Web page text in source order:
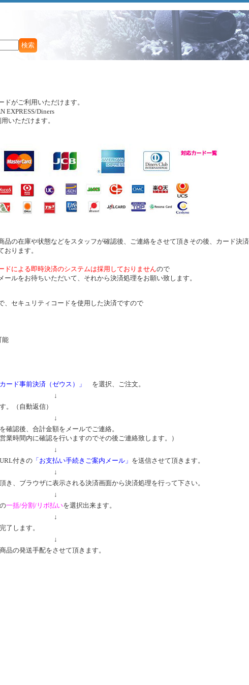
がご利用いただけます。
EXPRESS/Diners
いただけます。
品の在庫や状態などをスタッフが確認後、ご連絡をさせて頂きその後、カード決済
ります。
ドによる即時決済のシステムは採用しておりませんので
ールをお待ちいただいて、それから決済処理をお願い致します。
、セキュリティコードを使用した決済ですので
能
カード事前決済（ゼウス）」
を選択、ご注文。
↓
。（自動返信）
↓
確認後、合計金額をメールでご連絡。
業時間内に確認を行いますのでその後ご連絡致します。）
↓
付きの 「お支払い手続きご案内メール」 を送信させて頂きます。
↓
き、ブラウザに表示される決済画面から決済処理を行って下さい。
↓
一括/分割/リボ払いを選択出来ます。
↓
了します。
↓
品の発送手配をさせて頂きます。